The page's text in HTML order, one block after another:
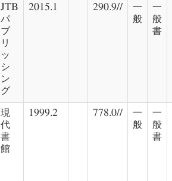
JTB
パ
ブ
リ
ッ
シ
ン
グ
2015.1 290.9//
一
般
一
般
書
現
代
書
館
1999.2 778.0//
一
般
一
般
書